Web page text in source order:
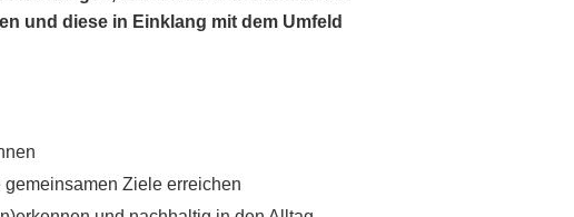
und diese in Einklang mit dem Umfeld
Ziele erreichen